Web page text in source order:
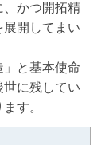
かつ開拓精
開してまい
と基本使命
世に残してい
す。